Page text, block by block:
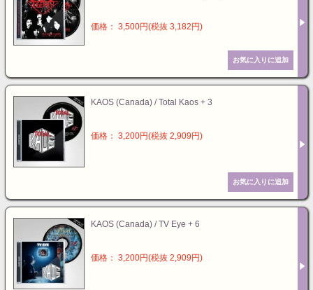
価格： 3,500円(税抜 3,182円)
KAOS (Canada) / Total Kaos + 3
価格： 3,200円(税抜 2,909円)
KAOS (Canada) / TV Eye + 6
価格： 3,200円(税抜 2,909円)